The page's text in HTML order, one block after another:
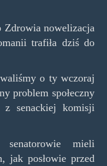
Zdrowia nowelizacja
trafiła dziś do
o ty wczoraj
problem społeczny
senackiej komisji
mieli
jak posłowie przed